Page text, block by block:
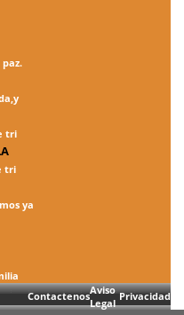
tri
tri
ya
ContactenosAviso
Legal
Privacidad